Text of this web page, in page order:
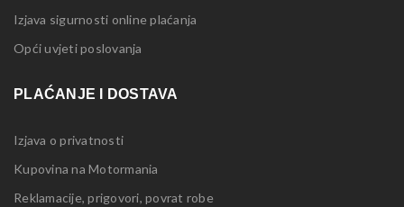
Izjava sigurnosti online plaćanja
Opći uvjeti poslovanja
PLAĆANJE I DOSTAVA
Izjava o privatnosti
Kupovina na Motormania
Reklamacije, prigovori, povrat robe